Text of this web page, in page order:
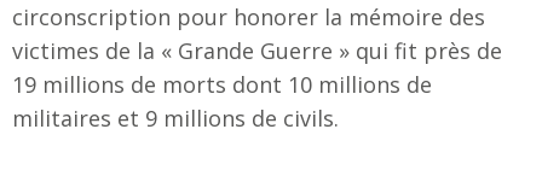
circonscription pour honorer la mémoire des
victimes de la « Grande Guerre » qui fit près de
19 millions de morts dont 10 millions de
militaires et 9 millions de civils.